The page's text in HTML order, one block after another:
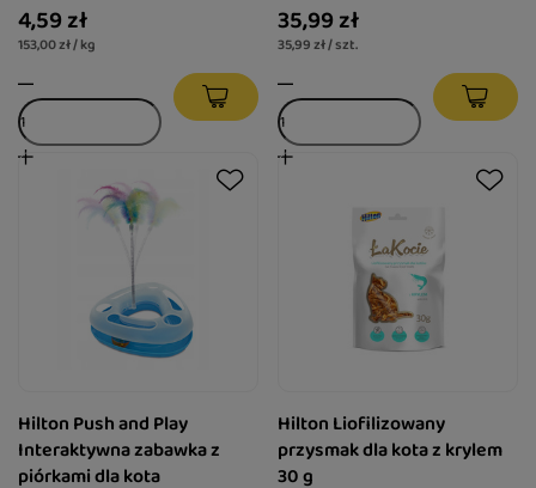
4,59 zł
153,00 zł / kg
35,99 zł
35,99 zł / szt.
Hilton Push and Play
Interaktywna zabawka z
piórkami dla kota
Hilton Liofilizowany
przysmak dla kota z krylem
30 g